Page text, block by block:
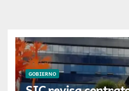
GOBIERNO